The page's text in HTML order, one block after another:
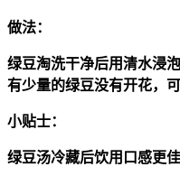
做法：
绿豆淘洗干净后用清水浸
有少量的绿豆没有开花，
小贴士：
绿豆汤冷藏后饮用口感更佳